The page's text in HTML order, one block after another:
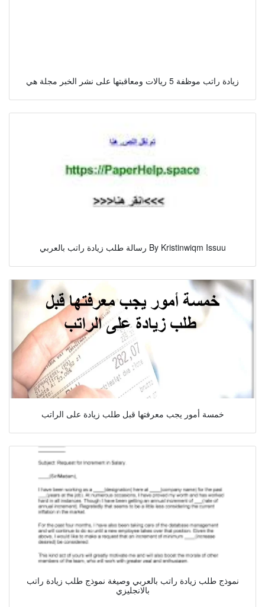
زيادة راتب موظفة 5 ريالات ومعاقبتها على نشر الخبر مجلة هي
رسالة طلب زيادة راتب بالعربي By Kristinwiqm Issuu
خمسة أمور يجب معرفتها قبل طلب زيادة على الراتب
نموذج طلب زيادة راتب بالعربي وصيغة نموذج طلب زيادة راتب
بالانجليزي